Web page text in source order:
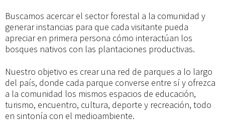
Buscamos acercar el sector forestal a la comunidad y
generar instancias para que cada visitante pueda
apreciar en primera persona cómo interactúan los
bosques nativos con las plantaciones productivas.
Nuestro objetivo es crear una red de parques a lo largo
del país, donde cada parque converse entre sí y ofrezca
a la comunidad los mismos espacios de educación,
turismo, encuentro, cultura, deporte y recreación, todo
en sintonía con el medioambiente.